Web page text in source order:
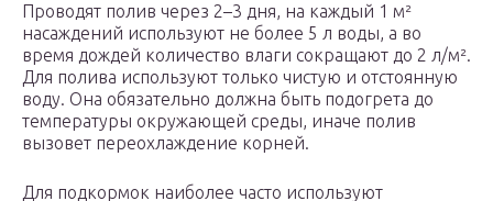
Проводят полив через 2–3 дня, на каждый 1 м²
насаждений используют не более 5 л воды, а во
время дождей количество влаги сокращают до 2 л/м².
Для полива используют только чистую и отстоянную
воду. Она обязательно должна быть подогрета до
температуры окружающей среды, иначе полив
вызовет переохлаждение корней.
Для подкормок наиболее часто используют